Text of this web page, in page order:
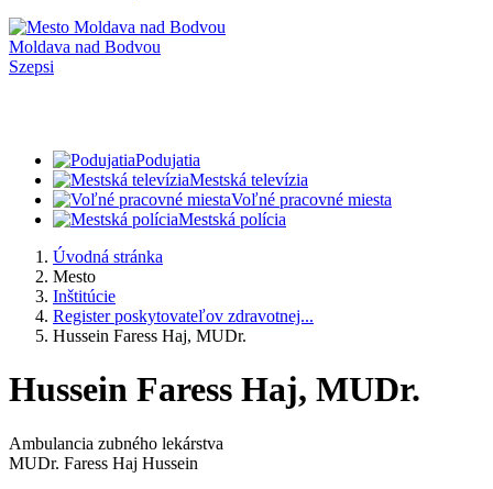
Moldava nad Bodvou
Szepsi
Podujatia
Mestská televízia
Voľné pracovné miesta
Mestská polícia
Úvodná stránka
Mesto
Inštitúcie
Register poskytovateľov zdravotnej...
Hussein Faress Haj, MUDr.
Hussein Faress Haj, MUDr.
Ambulancia zubného lekárstva
MUDr. Faress Haj Hussein